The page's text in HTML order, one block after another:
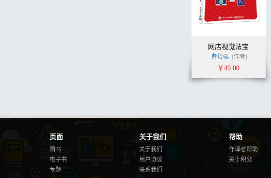
网店视觉法宝
曹培强 (作者)
￥49.00
页面
图书
电子书
专题
关于我们
关于我们
用户协议
联系我们
帮助
作译者帮助
关于积分